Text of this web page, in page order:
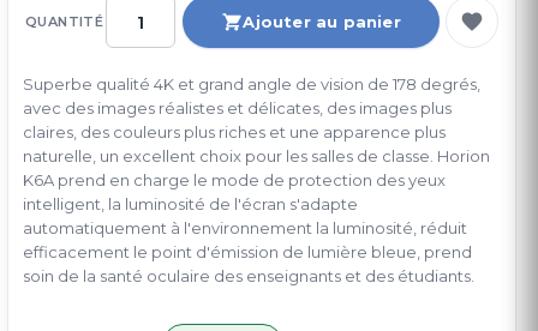
QUANTITÉ Ajouter au panier
Superbe qualité 4K et grand angle de vision de 178 degrés,
avec des images réalistes et délicates, des images plus
claires, des couleurs plus riches et une apparence plus
naturelle, un excellent choix pour les salles de classe. Horion
K6A prend en charge le mode de protection des yeux
intelligent, la luminosité de l'écran s'adapte
automatiquement à l'environnement la luminosité, réduit
efficacement le point d'émission de lumière bleue, prend
soin de la santé oculaire des enseignants et des étudiants.